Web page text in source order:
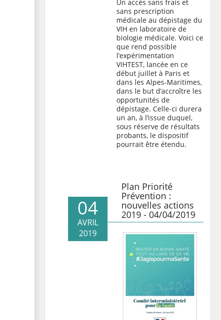
Un accès sans frais et
sans prescription
médicale au dépistage du
VIH en laboratoire de
biologie médicale. Voici ce
que rend possible
l’expérimentation
VIHTEST, lancée en ce
début juillet à Paris et
dans les Alpes-Maritimes,
dans le but d’accroître les
opportunités de
dépistage. Celle-ci durera
un an, à l’issue duquel,
sous réserve de résultats
probants, le dispositif
pourrait être étendu.
Plan Priorité
Prévention :
nouvelles actions
2019 - 04/04/2019
04
AVRIL
2019